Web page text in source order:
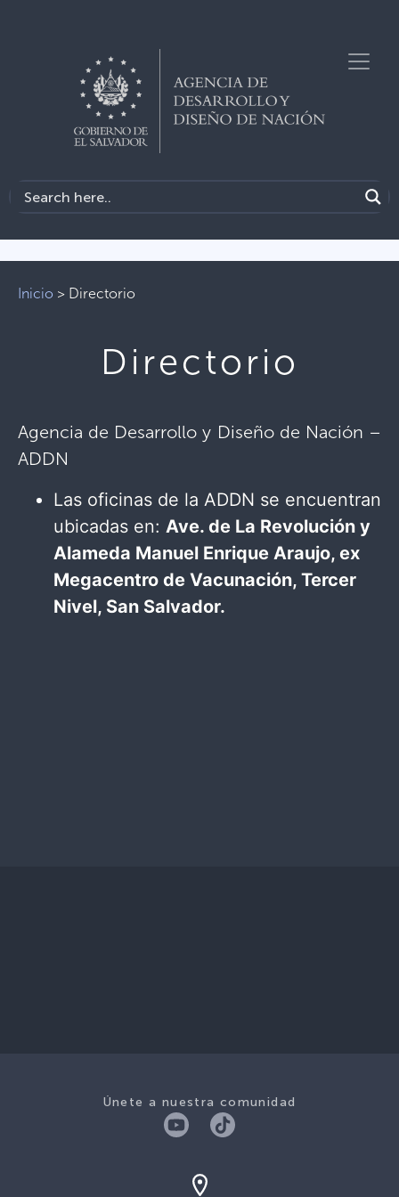
Inicio > Directorio
Directorio
Agencia de Desarrollo y Diseño de Nación –
ADDN
Las oficinas de la ADDN se encuentran
ubicadas en: Ave. de La Revolución y
Alameda Manuel Enrique Araujo, ex
Megacentro de Vacunación, Tercer
Nivel, San Salvador.
Únete a nuestra comunidad